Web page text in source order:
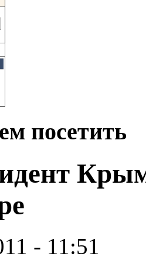
посетить
- 11:51